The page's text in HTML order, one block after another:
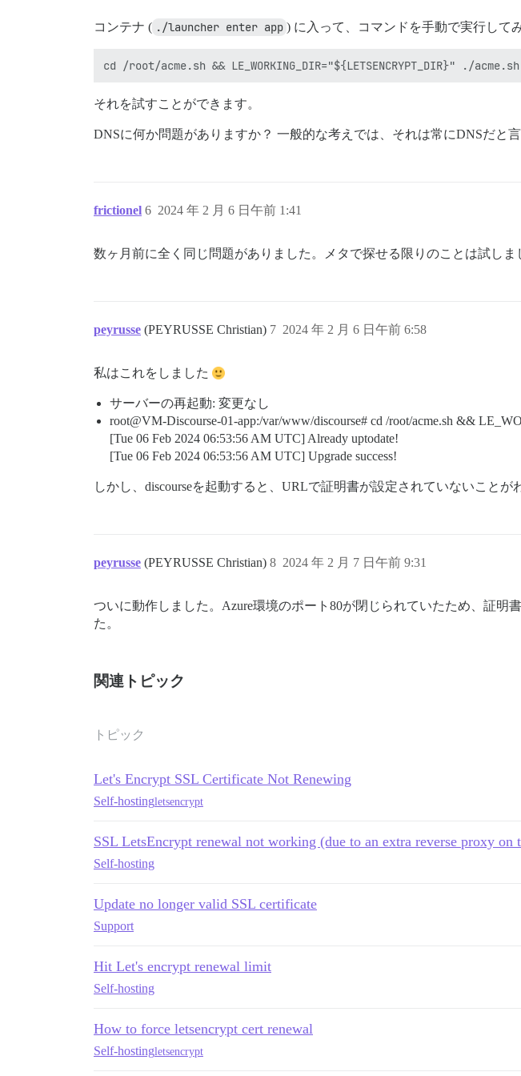
コンテナ ( ./launcher enter app ) に入って、コマンドを手動で実行して
それを試すことができます。
DNSに何か問題がありますか？ 一般的な考えでは、それは常にDNSだと
frictionel 2024 年 2 月 6 日午前 1:41
6
数ヶ月前に全く同じ問題がありました。メタで探せる限りのことは試し
peyrusse (PEYRUSSE Christian) 2024 年 2 月 6 日午前 6:58
7
私はこれをしました
サーバーの再起動: 変更なし
root@VM-Discourse-01-app:/var/www/discourse# cd /root/acme.sh &&
[Tue 06 Feb 2024 06:53:56 AM UTC] Already uptodate!
[Tue 06 Feb 2024 06:53:56 AM UTC] Upgrade success!
しかし、discourseを起動すると、URLで証明書が設定されていないことが
peyrusse (PEYRUSSE Christian) 2024 年 2 月 7 日午前 9:31
8
ついに動作しました。Azure環境のポート80が閉じられていたため、証
た。
関連トピック
トピック
Let's Encrypt SSL Certificate Not Renewing
Self-hostingletsencrypt
SSL LetsEncrypt renewal not working (due to an extra reverse proxy on
Self-hosting
Update no longer valid SSL certificate
Support
Hit Let's encrypt renewal limit
Self-hosting
How to force letsencrypt cert renewal
Self-hostingletsencrypt